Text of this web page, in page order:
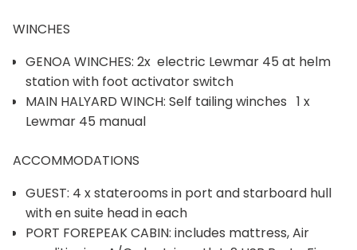
WINCHES
GENOA WINCHES: 2x electric Lewmar 45 at helm
station with foot activator switch
MAIN HALYARD WINCH: Self tailing winches 1 x
Lewmar 45 manual
ACCOMMODATIONS
GUEST: 4 x staterooms in port and starboard hull
with en suite head in each
PORT FOREPEAK CABIN: includes mattress, Air